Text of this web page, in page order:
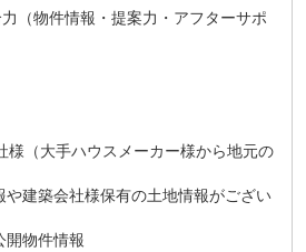
（物件情報・提案力・アフターサポ
（大手ハウスメーカー様から地元の
や建築会社様保有の土地情報がござい
開物件情報